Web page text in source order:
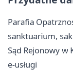
Parafia
sanktuarium,
Sąd Rejonowy w
e-usługi